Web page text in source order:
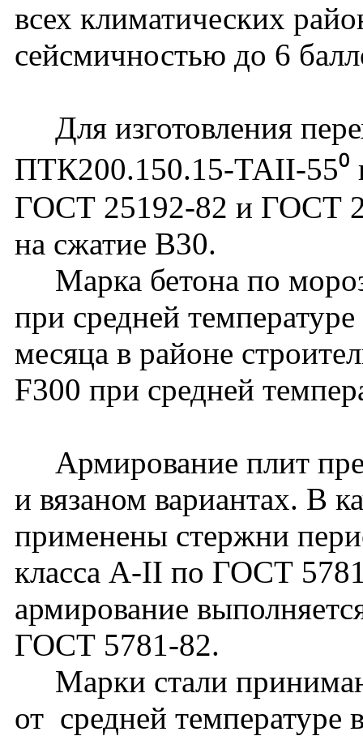
всех климатических
сейсмичностью до 6
Для изготовления
ПТК200.150.15-ТАII-55⁰
ГОСТ 25192-82 и ГОСТ
на сжатие В30.
Марка бетона по
при средней
месяца в районе
F300 при средней
Армирование плит
и вязаном вариантах. В
применены стержни
класса А-II по ГОСТ
армирование
ГОСТ 5781-82.
Марки стали
от средней температуре